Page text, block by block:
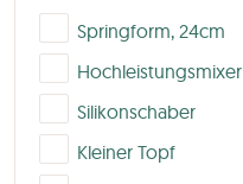
▢
Springform, 24cm
▢Hochleistungsmixer
▢
Silikonschaber
▢
Kleiner Topf